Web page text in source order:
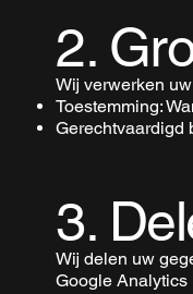
2.
Wij verwerken
Toestemming:
Gerechtvaardigd
3.
Wij delen uw
Google Analytics